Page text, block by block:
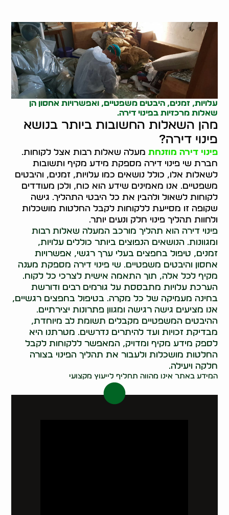
עלויות, זמנים, היבטים משפטיים, ואפשרויות אחסון הן
שאלות מרכזיות בפינוי דירה.
מהן השאלות החשובות ביותר בנושא
פינוי דירה?
פינוי דירה מוזנחת מעלה שאלות רבות אצל לקוחות.
חברת שי פינוי דירה מספקת מידע מקיף ותשובות
לשאלות אלו, כולל נושאים כמו עלויות, זמנים, והיבטים
משפטיים. אנו מאמינים שידע הוא כוח, ולכן מעודדים
לקוחות לשאול ולהבין את כל היבטי התהליך. גישה
שקופה זו מסייעת ללקוחות לקבל החלטות מושכלות
ולחוות תהליך פינוי חלק ונעים יותר.
פינוי דירה הוא תהליך מורכב המעלה שאלות רבות
ומגוונות. הנושאים הנפוצים ביותר כוללים עלויות,
זמנים, טיפול בחפצים בעלי ערך רגשי, אפשרויות
אחסון והיבטים משפטיים. שי פינוי דירה מספקת מענה
מקיף לכל אלה, תוך התאמה אישית לצרכי כל לקוח.
הערכת עלויות מתבססת על גורמים רבים ודורשת
בחינה מעמיקה של כל מקרה. בטיפול בחפצים רגשיים,
אנו מציעים גישה רגישה ומגוון פתרונות יצירתיים.
ההיבטים המשפטיים מקבלים תשומת לב מיוחדת,
מבדיקת זכויות ועד להיתרים נדרשים. מטרתנו היא
לספק מידע מקיף ומדויק, המאפשר ללקוחות לקבל
החלטות מושכלות ולעבור את תהליך הפינוי בצורה
חלקה ויעילה.
המידע באתר אינו מהווה תחליף לייעוץ מקצועי